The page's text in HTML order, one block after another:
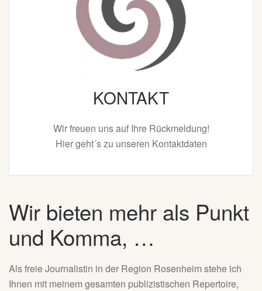
KONTAKT
Wir freuen uns auf Ihre Rückmeldung!
Hier geht´s zu unseren Kontaktdaten
Wir bieten mehr als Punkt
und Komma, …
Als freie Journalistin in der Region Rosenheim stehe ich
Ihnen mit meinem gesamten publizistischen Repertoire,